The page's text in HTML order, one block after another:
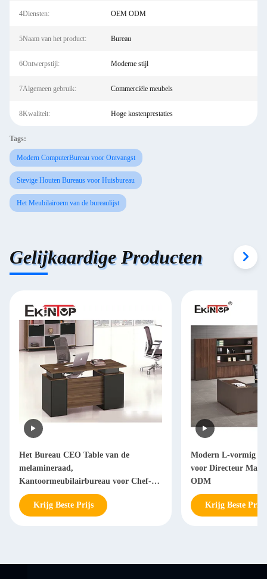
4Diensten: OEM ODM
5Naam van het product: Bureau
6Ontwerpstijl: Moderne stijl
7Algemeen gebruik: Commerciële meubels
8Kwaliteit: Hoge kostenprestaties
Tags:
Modern ComputerBureau voor Ontvangst
Stevige Houten Bureaus voor Huisbureau
Het Meubilairoem van de bureaulijst
Gelijkaardige Producten
Het Bureau CEO Table van de
melamineraad,
Kantoormeubilairbureau voor Chef-
Manager
Krijg Beste Prijs
Modern L-vormig
voor Directeur
ODM
Krijg Beste Prijs